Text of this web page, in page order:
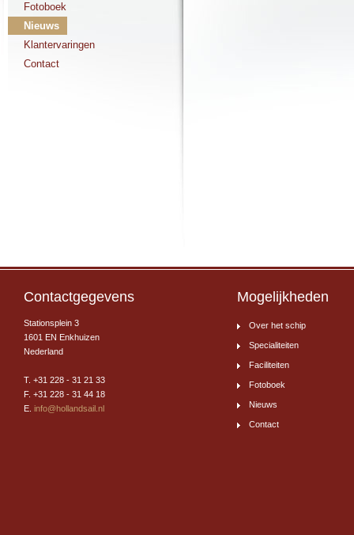
Fotoboek
Nieuws
Klantervaringen
Contact
Contactgegevens
Stationsplein 3
1601 EN Enkhuizen
Nederland
T. +31 228 - 31 21 33
F. +31 228 - 31 44 18
E. info@hollandsail.nl
Mogelijkheden
Over het schip
Specialiteiten
Faciliteiten
Fotoboek
Nieuws
Contact